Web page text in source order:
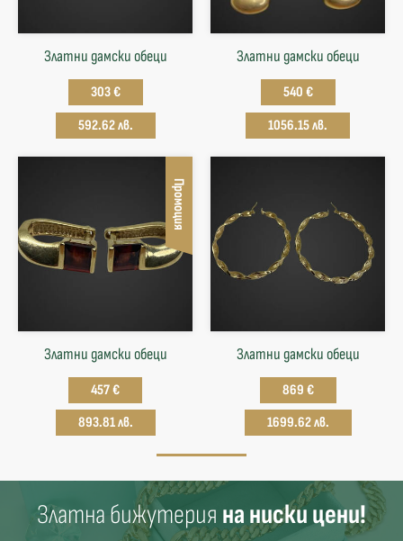
Златни дамски обеци
303 €
592.62 лв.
Златни дамски обеци
540 €
1056.15 лв.
Промоция
Златни дамски обеци
457 €
893.81 лв.
Златни дамски обеци
869 €
1699.62 лв.
Златна бижутерия на ниски цени!